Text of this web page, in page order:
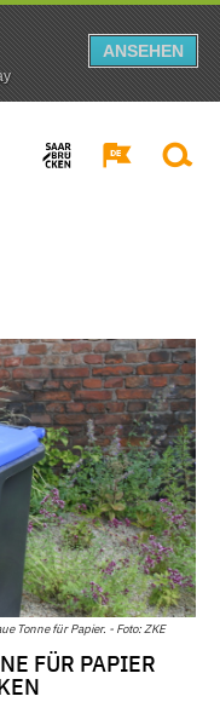
ANSEHEN
Tonne für Papier. - Foto: ZKE
FÜR PAPIER